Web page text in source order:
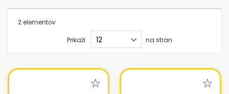
2elementov
Prikaži na stran